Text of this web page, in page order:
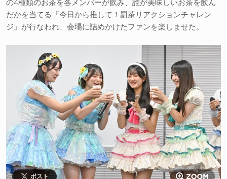
の4種類のお茶を各メンバーが飲み、誰が美味しいお茶を飲ん
だかを当てる『今日から推して！罰茶リアクションチャレン
ジ』が行なわれ、会場に詰めかけたファンを楽しませた。
ポスト